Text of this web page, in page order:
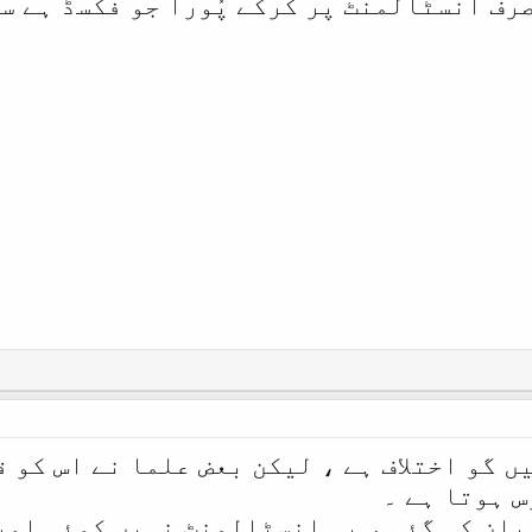
گو اختلاف ہے ، لیکن بعض علما نے اس
ہوتا ہے ۔